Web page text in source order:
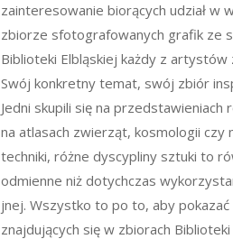
zainteresowanie biorących udział w
zbiorze sfotografowanych grafik ze
Biblioteki Elbląskiej każdy z artystów
Swój konkretny temat, swój zbiór
Jedni skupili się na przedstawieniach
na atlasach zwierząt, kosmologii czy
techniki, różne dyscypliny sztuki to
odmienne niż dotychczas
jnej. Wszystko to po to, aby
znajdujących się w zbiorach